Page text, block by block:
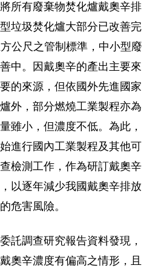
所有廢棄物焚化爐戴奧辛排
垃圾焚化爐大部分已改善完
公尺之管制標準，中小型廢
中。因戴奧辛的產出主要來
的來源，但依國外先進國家
外，部分燃燒工業製程亦為
雖小，但濃度不低。為此，
進行國內工業製程及其他可
檢測工作，作為研訂戴奧辛
以逐年減少我國戴奧辛排放
危害風險。
託調查研究報告資料發現，
奧辛濃度有偏高之情形，且